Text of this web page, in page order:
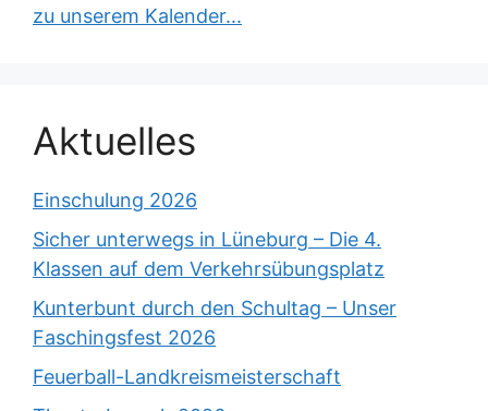
zu unserem Kalender...
Aktuelles
Einschulung 2026
Sicher unterwegs in Lüneburg – Die 4.
Klassen auf dem Verkehrsübungsplatz
Kunterbunt durch den Schultag – Unser
Faschingsfest 2026
Feuerball-Landkreismeisterschaft